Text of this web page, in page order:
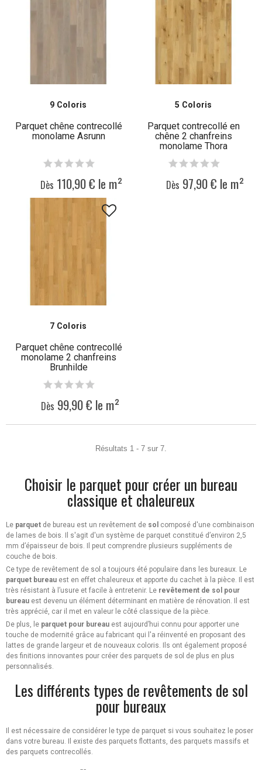
9 Coloris
Parquet chêne contrecollé
monolame Asrunn
Dès 110,90 € le m²
5 Coloris
Parquet contrecollé en
chêne 2 chanfreins
monolame Thora
Dès 97,90 € le m²
7 Coloris
Parquet chêne contrecollé
monolame 2 chanfreins
Brunhilde
Dès 99,90 € le m²
Résultats 1 - 7 sur 7.
Choisir le parquet pour créer un bureau
classique et chaleureux
Le parquet de bureau est un revêtement de sol composé d'une combinaison
de lames de bois. Il s'agit d'un système de parquet constitué d’environ 2,5
mm d’épaisseur de bois. Il peut comprendre plusieurs suppléments de
couche de bois.
Ce type de revêtement de sol a toujours été populaire dans les bureaux. Le
parquet bureau est en effet chaleureux et apporte du cachet à la pièce. Il est
très résistant à l’usure et facile à entretenir. Le revêtement de sol pour
bureau est devenu un élément déterminant en matière de rénovation. Il est
très apprécié, car il met en valeur le côté classique de la pièce.
De plus, le parquet pour bureau est aujourd’hui connu pour apporter une
touche de modernité grâce au fabricant qui l'a réinventé en proposant des
lattes de grande largeur et de nouveaux coloris. Ils ont également proposé
des finitions innovantes pour créer des parquets de sol de plus en plus
personnalisés.
Les différents types de revêtements de sol
pour bureaux
Il est nécessaire de considérer le type de parquet si vous souhaitez le poser
dans votre bureau. Il existe des parquets flottants, des parquets massifs et
des parquets contrecollés.